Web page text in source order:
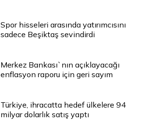
Spor hisseleri arasında yatırımcısını
sadece Beşiktaş sevindirdi
Merkez Bankası`nın açıklayacağı
enflasyon raporu için geri sayım
Türkiye, ihracatta hedef ülkelere 94
milyar dolarlık satış yaptı